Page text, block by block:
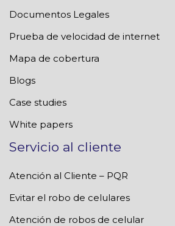
Documentos Legales
Prueba de velocidad de internet
Mapa de cobertura
Blogs
Case studies
White papers
Servicio al cliente
Atención al Cliente – PQR
Evitar el robo de celulares
Atención de robos de celular